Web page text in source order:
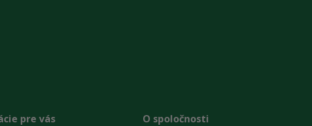
pre vás O spoločnosti